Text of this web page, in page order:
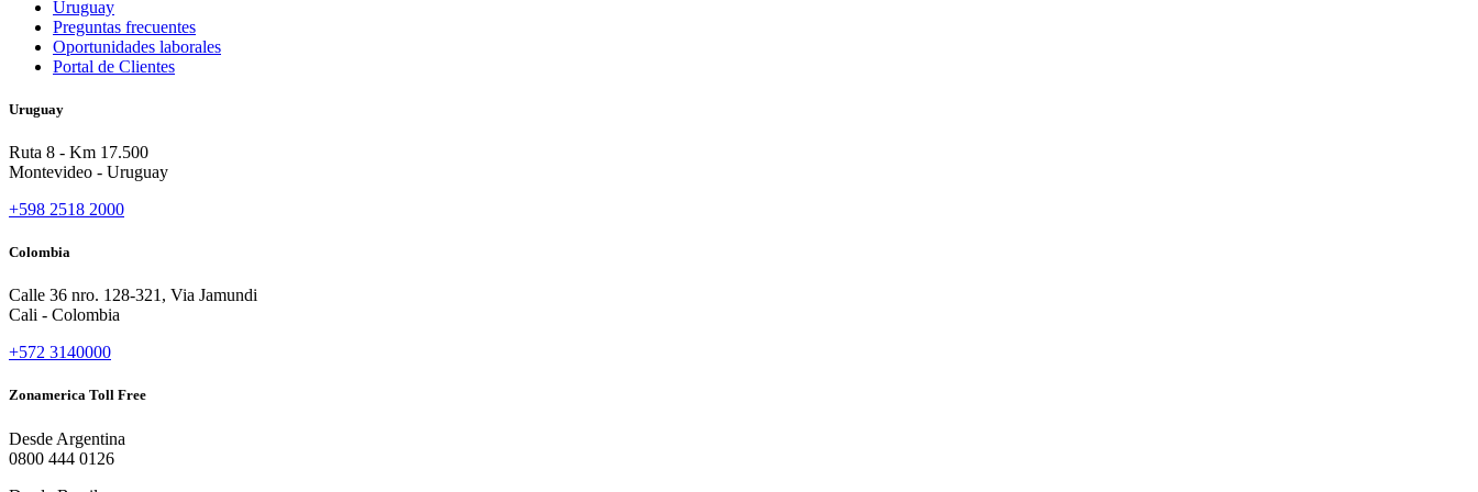
Uruguay
Preguntas frecuentes
Oportunidades laborales
Portal de Clientes
Uruguay
Ruta 8 - Km 17.500
Montevideo - Uruguay
+598 2518 2000
Colombia
Calle 36 nro. 128-321, Via Jamundi
Cali - Colombia
+572 3140000
Zonamerica Toll Free
Desde Argentina
0800 444 0126